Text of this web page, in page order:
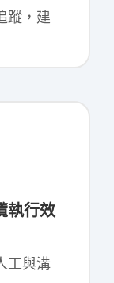
蹤，建
執行效
工與溝